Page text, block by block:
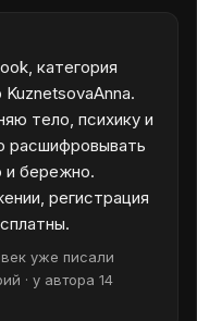
категория
тело, психику и
расшифровывать
и бережно.
регистрация
уже писали
· у автора 14